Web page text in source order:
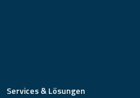
Services & Lösungen